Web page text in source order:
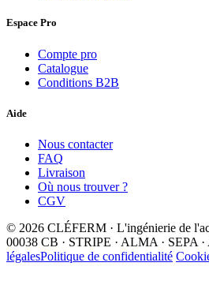
Espace Pro
Compte pro
Catalogue
Conditions B2B
Aide
Nous contacter
FAQ
Livraison
Où nous trouver ?
CGV
© 2026 CLÉFERM · L'ingénierie de
00038 CB · STRIPE · ALMA · SEPA
légalesPolitique de confidentialité